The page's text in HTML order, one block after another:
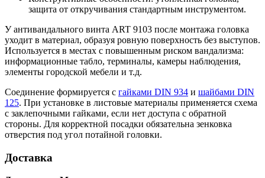
защита от откручивания стандартным инструментом.
У антивандального винта ART 9103 после монтажа головка
уходит в материал, образуя ровную поверхность без выступов.
Используется в местах с повышенным риском вандализма:
информационные табло, терминалы, камеры наблюдения,
элементы городской мебели и т.д.
Соединение формируется с гайками DIN 934 и шайбами DIN
125. При установке в листовые материалы применяется схема
с заклепочными гайками, если нет доступа с обратной
стороны. Для корректной посадки обязательна зенковка
отверстия под угол потайной головки.
Доставка